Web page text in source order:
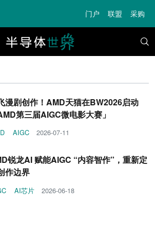
门户 联盟 采购
漫剧创作！AMD天猫在BW2026启动
第三届AIGC微电影大赛」
AIGC 2026-07-11
锐龙AI 赋能AIGC “内容智作”，重新定
作边界
AI芯片 2026-06-18